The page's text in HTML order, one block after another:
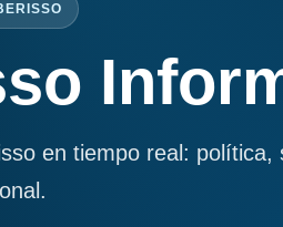
en tiempo real: